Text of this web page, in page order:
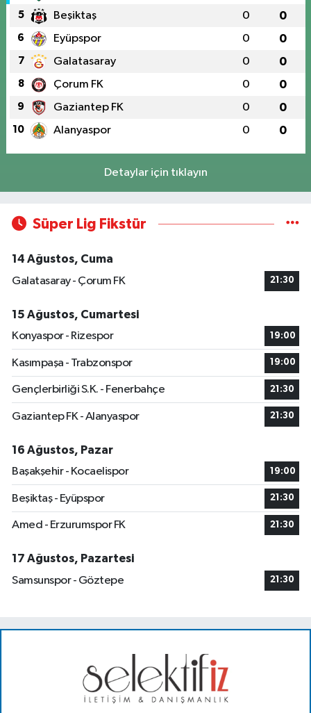
5 Beşiktaş 0 0
6 Eyüpspor 0 0
7 Galatasaray 0 0
8 Çorum FK 0 0
9 Gaziantep FK 0 0
10 Alanyaspor 0 0
Detaylar için tıklayın
Süper Lig Fikstür
14 Ağustos, Cuma
Galatasaray - Çorum FK
21:30
15 Ağustos, Cumartesi
Konyaspor - Rizespor
19:00
Kasımpaşa - Trabzonspor 19:00
Gençlerbirliği S.K. - Fenerbahçe 21:30
Gaziantep FK - Alanyaspor 21:30
16 Ağustos, Pazar
Başakşehir - Kocaelispor
19:00
Beşiktaş - Eyüpspor 21:30
Amed - Erzurumspor FK 21:30
17 Ağustos, Pazartesi
Samsunspor - Göztepe
21:30